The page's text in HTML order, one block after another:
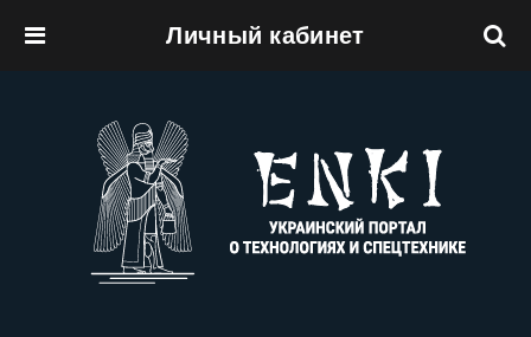
Личный кабинет